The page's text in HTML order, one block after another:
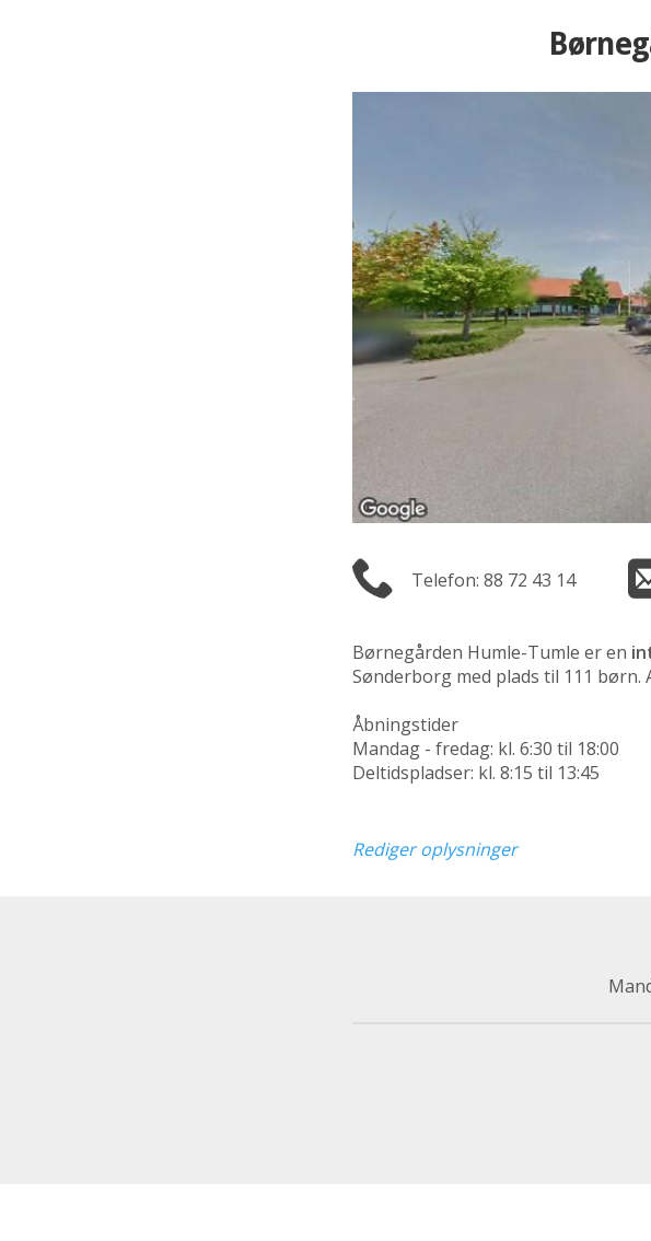
Telefon: 88 72 43 14
Børnegården Humle-Tumle er en
Sønderborg med plads til 111 børn.
Åbningstider
Mandag - fredag: kl. 6:30 til 18:00
Deltidspladser: kl. 8:15 til 13:45
Rediger oplysninger